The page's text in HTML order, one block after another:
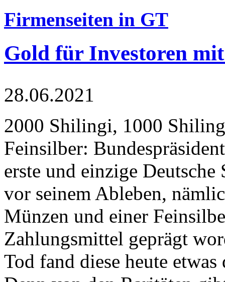
Firmenseiten in GT
Gold für Investoren
28.06.2021
2000 Shilingi, 1000
Feinsilber:
erste und einzige Deutsche
vor seinem Ableben,
Münzen und einer
Zahlungsmittel geprägt
Tod fand diese heute